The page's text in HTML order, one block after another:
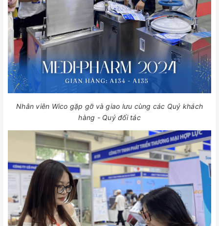
Nhân viên Wico gặp gỡ và giao lưu cùng các Quý khách
hàng - Quý đối tác